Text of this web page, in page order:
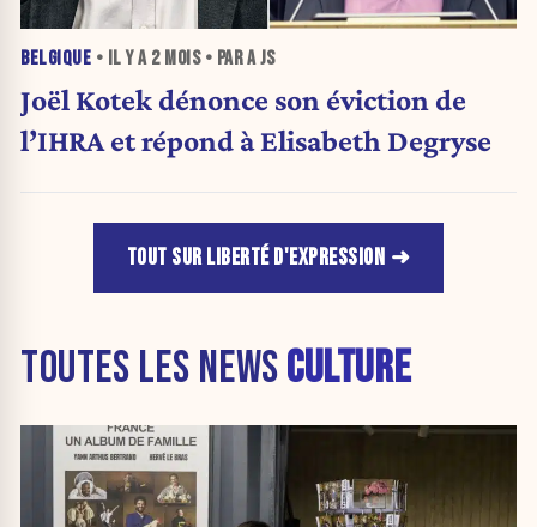
BELGIQUE • IL Y A 2 MOIS• PAR A JS
Joël Kotek dénonce son éviction de
l’IHRA et répond à Elisabeth Degryse
TOUT SUR LIBERTÉ D'EXPRESSION
TOUTES LES NEWSCULTURE